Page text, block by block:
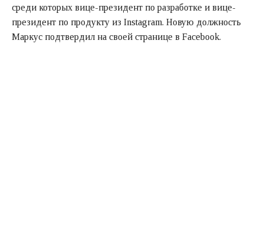
среди которых вице-президент по разработке и вице-
президент по продукту из Instagram. Новую должность
Маркус подтвердил на своей странице в Facebook.